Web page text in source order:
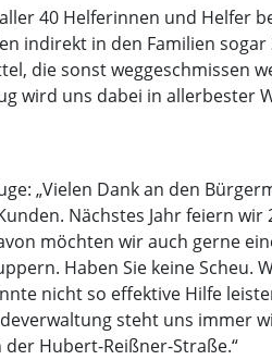
40 Helferinnen und Helfer
indirekt in den Familien sogar
die sonst weggeschmissen
wird uns dabei in allerbester
„Vielen Dank an den
Nächstes Jahr feiern wir
möchten wir auch gerne
Haben Sie keine Scheu.
nicht so effektive Hilfe
steht uns immer
Hubert-Reißner-Straße.“